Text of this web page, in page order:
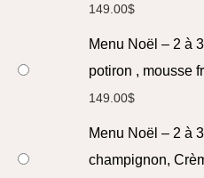
149.00$
Menu Noël – 2 à
potiron , mousse
149.00$
Menu Noël – 2 à
champignon,